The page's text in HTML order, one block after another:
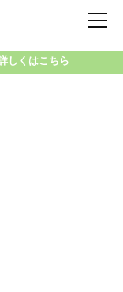
しくはこちら